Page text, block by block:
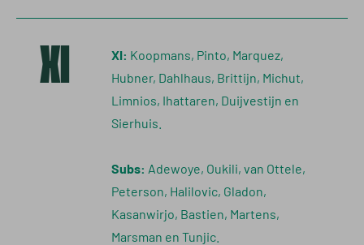
XI XI: Koopmans, Pinto, Marquez,
Hubner, Dahlhaus, Brittijn, Michut,
Limnios, Ihattaren, Duijvestijn en
Sierhuis.
Subs: Adewoye, Oukili, van Ottele,
Peterson, Halilovic, Gladon,
Kasanwirjo, Bastien, Martens,
Marsman en Tunjic.